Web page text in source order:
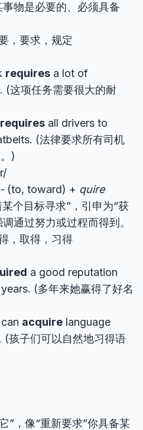
物是必要的、必须具备
，要求，规定
requires a lot of
(这项任务需要很大的耐
requires all drivers to
(法律要求所有司机
)
(to, toward) + quire
个目标寻求”，引申为“获
通过努力或过程而得到。
，取得，习得
a good reputation
(多年来她赢得了好名
acquire language
(孩子们可以自然地习得语
”，像“重新要求”你具备某